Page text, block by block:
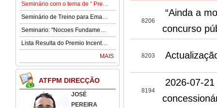
Seminário com o tema de “ Prevenção e Controlo da Gota” .
Seminário de Treino para Emagrecimento.
Seminario: "Nocoes Fundamentais de Direito Comercialde Macau: Regime das Sociedades Comerciais,Orgaos Sociais, Direitos e Obrigagoes dos Socios"
Lista Resulta do Premio Incentivo 2026
MAIS
ATFPM DIRECÇÃO
JOSÉ
PEREIRA
8206
“Ainda a
concurso
8203
8194
2026-07-